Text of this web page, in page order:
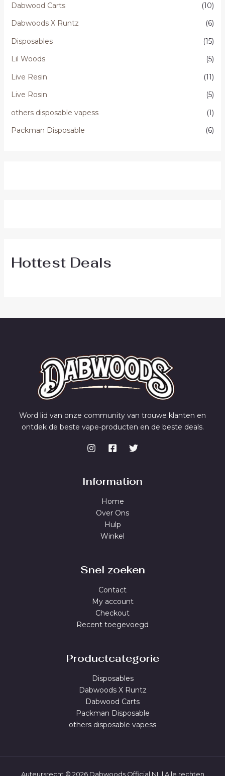
Dabwood Carts
(10)
Dabwoods X Runtz
(6)
Disposables
(15)
Lil Woods
(5)
Live Resin
(11)
Live Rosin
(5)
others disposable vapess
(1)
Packman Disposable
(6)
Hottest Deals
Word lid van onze community van trouwe klanten en
ontdek de beste vape-producten en de beste deals.
Information
Home
Over Ons
Hulp
Winkel
Snel zoeken
Contact
My account
Checkout
Recent toegevoegd
Productcategorie
Disposables
Dabwoods X Runtz
Dabwood Carts
Packman Disposable
others disposable vapess
Auteursrecht © 2026 Dabwoods Official NL | Alle rechten